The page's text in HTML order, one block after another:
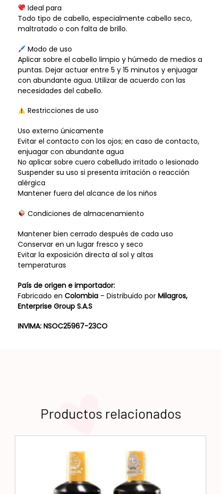
Ideal para
Todo tipo de cabello, especialmente cabello seco,
maltratado o con falta de brillo.
Modo de uso
Aplicar sobre el cabello limpio y húmedo de medios a
puntas. Dejar actuar entre 5 y 15 minutos y enjuagar
con abundante agua. Utilizar de acuerdo con las
necesidades del cabello.
Restricciones de uso
Uso externo únicamente
Evitar el contacto con los ojos; en caso de contacto,
enjuagar con abundante agua
No aplicar sobre cuero cabelludo irritado o lesionado
Suspender su uso si presenta irritación o reacción
alérgica
Mantener fuera del alcance de los niños
Condiciones de almacenamiento
Mantener bien cerrado después de cada uso
Conservar en un lugar fresco y seco
Evitar la exposición directa al sol y altas
temperaturas
País de origen e importador:
Fabricado en Colombia– Distribuido por Milagros,
Enterprise Group S.A.S
INVIMA: NSOC25967-23CO
Productos relacionados